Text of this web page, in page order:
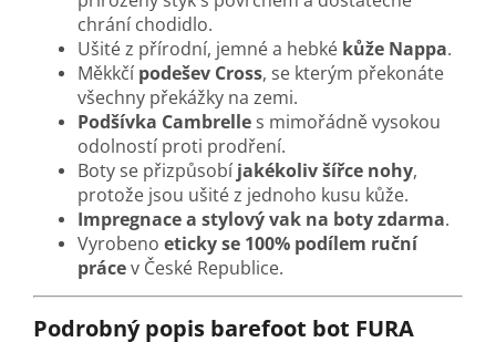
chrání chodidlo.
Ušité z přírodní, jemné a hebké kůže Nappa.
Měkkčí podešev Cross, se kterým překonáte
všechny překážky na zemi.
Podšívka Cambrelle s mimořádně vysokou
odolností proti prodření.
Boty se přizpůsobí jakékoliv šířce nohy,
protože jsou ušité z jednoho kusu kůže.
Impregnace a stylový vak na boty zdarma.
Vyrobeno eticky se 100% podílem ruční
prácev České Republice.
Podrobný popis barefoot bot FURA